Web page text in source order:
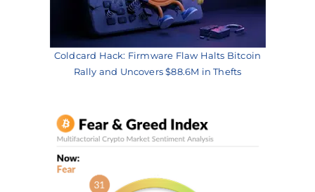
Coldcard Hack: Firmware Flaw Halts Bitcoin
Rally and Uncovers $88.6M in Thefts